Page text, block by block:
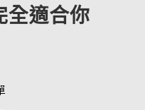
全適合你